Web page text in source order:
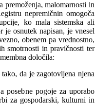
premoženja, malomarnosti in
nepremičnin omogoča
ko mala sistemska ali
je osnutek napisan, je vnesel
obenem pa vrednostno,
smotrnosti in pravičnosti ter
določila:
da je zagotovljena njena
posebne pogoje za uporabo
za gospodarski, kulturni in